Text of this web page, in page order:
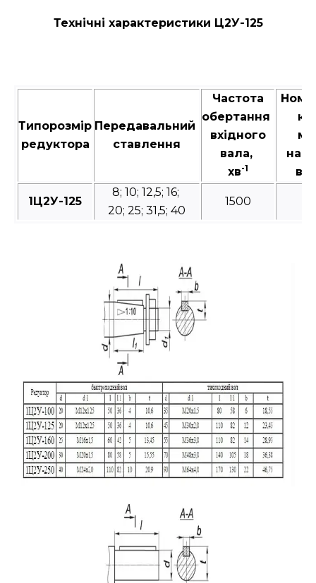
Технічні характеристики Ц2У-125
Типорозмір
редуктора
Передавальний
ставлення
Частота
обертання
вхідного
вала,
хв-1
на
1Ц2У-125
8; 10; 12,5; 16;
20; 25; 31,5; 40
1500